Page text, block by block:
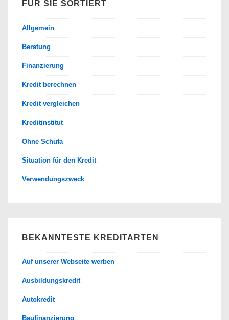
FÜR SIE SORTIERT
Allgemein
Beratung
Finanzierung
Kredit berechnen
Kredit vergleichen
Kreditinstitut
Ohne Schufa
Situation für den Kredit
Verwendungszweck
BEKANNTESTE KREDITARTEN
Auf unserer Webseite werben
Ausbildungskredit
Autokredit
Baufinanzierung